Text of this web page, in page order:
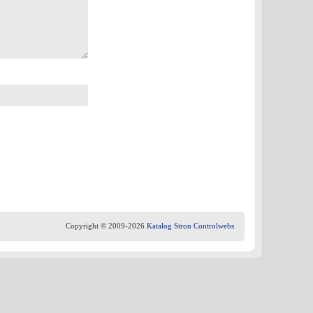
Copyright © 2009-2026 Katalog Stron Controlwebs